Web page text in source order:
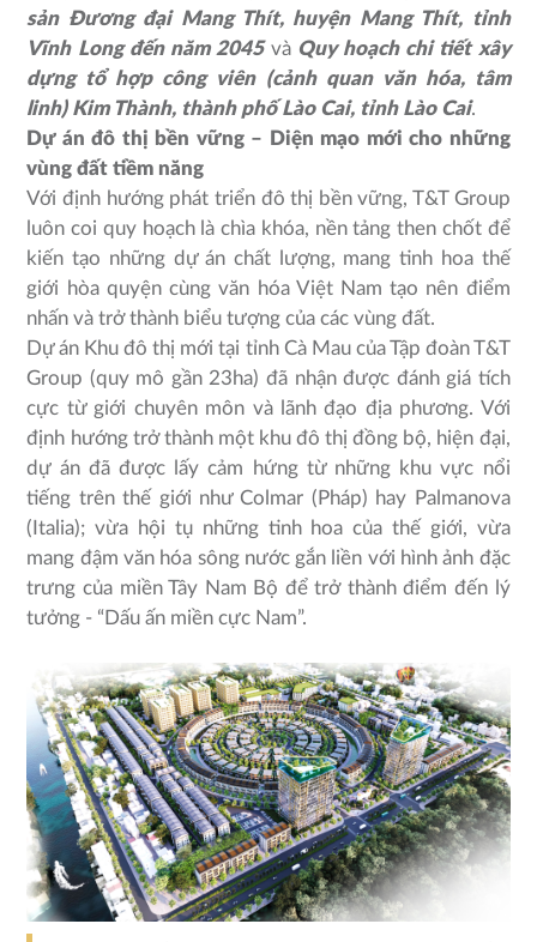
sản Đương đại Mang Thít, huyện Mang Thít, tỉnh
Vĩnh Long đến năm 2045và Quy hoạch chi tiết xây
dựng tổ hợp công viên (cảnh quan văn hóa, tâm
linh) Kim Thành, thành phố Lào Cai, tỉnh Lào Cai.
Dự án đô thị bền vững – Diện mạo mới cho những
vùng đất tiềm năng
Với định hướng phát triển đô thị bền vững, T&T Group
luôn coi quy hoạch là chìa khóa, nền tảng then chốt để
kiến tạo những dự án chất lượng, mang tinh hoa thế
giới hòa quyện cùng văn hóa Việt Nam tạo nên điểm
nhấn và trở thành biểu tượng của các vùng đất.
Dự án Khu đô thị mới tại tỉnh Cà Mau của Tập đoàn T&T
Group (quy mô gần 23ha) đã nhận được đánh giá tích
cực từ giới chuyên môn và lãnh đạo địa phương. Với
định hướng trở thành một khu đô thị đồng bộ, hiện đại,
dự án đã được lấy cảm hứng từ những khu vực nổi
tiếng trên thế giới như Colmar (Pháp) hay Palmanova
(Italia); vừa hội tụ những tinh hoa của thế giới, vừa
mang đậm văn hóa sông nước gắn liền với hình ảnh đặc
trưng của miền Tây Nam Bộ để trở thành điểm đến lý
tưởng - “Dấu ấn miền cực Nam”.